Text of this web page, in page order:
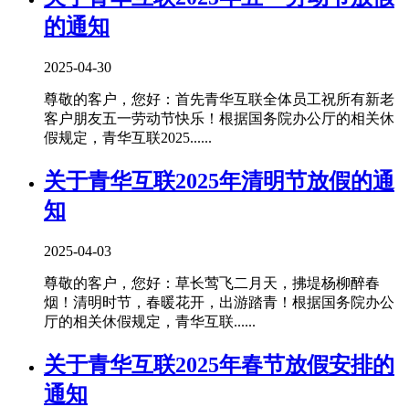
的通知
2025-04-30
尊敬的客户，您好：首先青华互联全体员工祝所有新老
客户朋友五一劳动节快乐！根据国务院办公厅的相关休
假规定，青华互联2025......
关于青华互联2025年清明节放假的通
知
2025-04-03
尊敬的客户，您好：草长莺飞二月天，拂堤杨柳醉春
烟！清明时节，春暖花开，出游踏青！根据国务院办公
厅的相关休假规定，青华互联......
关于青华互联2025年春节放假安排的
通知